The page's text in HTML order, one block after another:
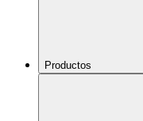
Productos